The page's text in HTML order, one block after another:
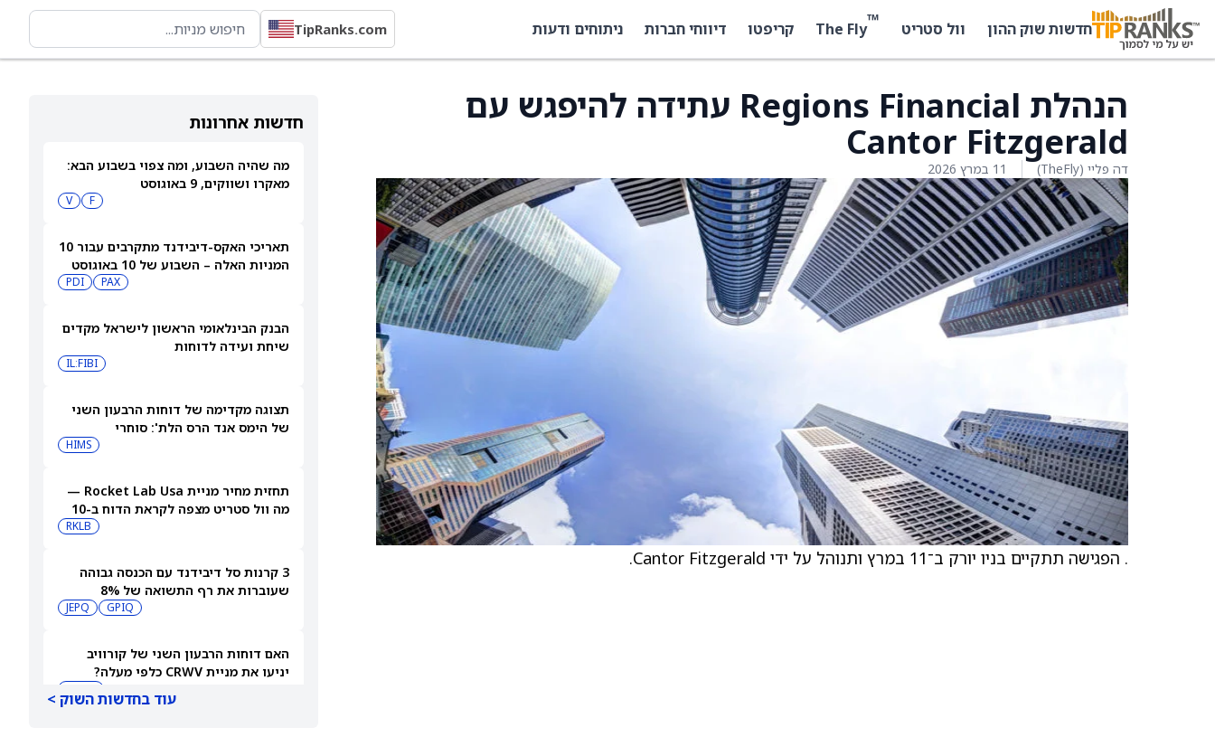
חדשות שוק ההון וול סטריט ™
The Fly קריפטו דיווחי חברות ניתוחים ודעות TipRanks.com
חדשות אחרונות
מה שהיה השבוע, ומה צפוי בשבוע הבא:
מאקרו ושווקים, 9 באוגוסט
F
V
תאריכי האקס-דיבידנד מתקרבים עבור 10
המניות האלה – השבוע של 10 באוגוסט
PAX
PDI
הבנק הבינלאומי הראשון לישראל מקדים
שיחת ועידה לדוחות
IL:FIBI
תצוגה מקדימה של דוחות הרבעון השני
של הימס אנד הרס הלת': סוחרי
האופציות נערכים לתנועה של 14.5%HIMS
תחזית מחיר מניית Rocket Lab Usa —
מה וול סטריט מצפה לקראת הדוח ב-10
RKLB
3 קרנות סל דיבידנד עם הכנסה גבוהה
שעוברות את רף התשואה של 8%
GPIQ
JEPQ
האם דוחות הרבעון השני של קורוויב
יניעו את מניית CRWV כלפי מעלה?
עוד בחדשות השוק >
הנהלת Regions Financial עתידה להיפגש עם
Cantor Fitzgerald
דה פליי (TheFly) 11 במרץ 2026
. הפגישה תתקיים בניו יורק ב־11 במרץ ותנוהל על ידי Cantor Fitzgerald.